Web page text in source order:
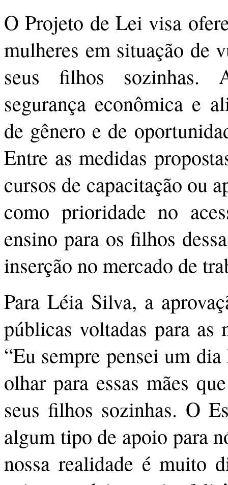
O Projeto de Lei visa
mulheres em situação de
seus filhos sozinhas.
segurança econômica e
de gênero e de
Entre as medidas
cursos de capacitação ou
como prioridade no
ensino para os filhos
inserção no mercado de
Para Léia Silva, a
públicas voltadas para as
“Eu sempre pensei um
olhar para essas mães
seus filhos sozinhas. O
algum tipo de apoio para
nossa realidade é muito